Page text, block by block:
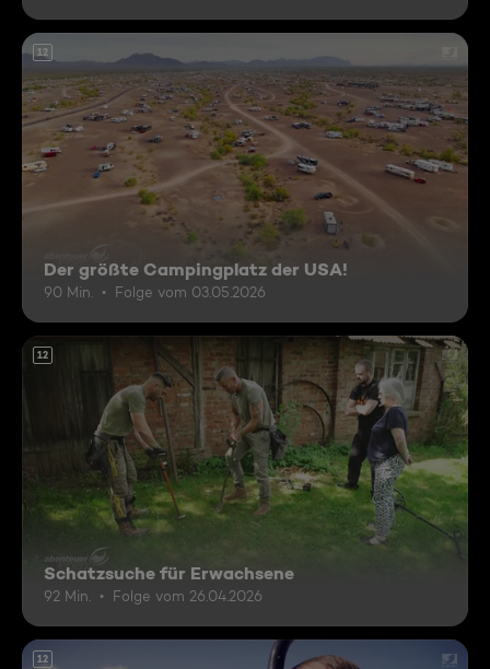
12
Der größte Campingplatz der USA!
90 Min. Folge vom 03.05.2026
12
Schatzsuche für Erwachsene
92 Min. Folge vom 26.04.2026
12